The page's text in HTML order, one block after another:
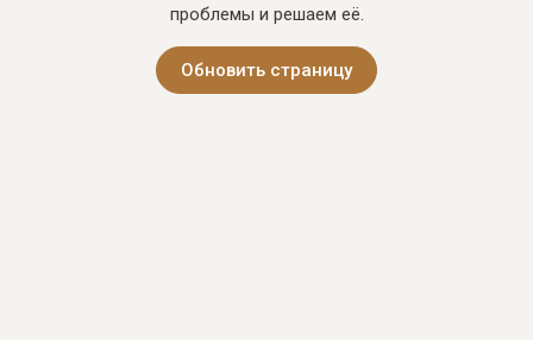
проблемы и решаем её.
Обновить страницу